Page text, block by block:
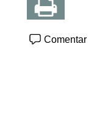
Comentar